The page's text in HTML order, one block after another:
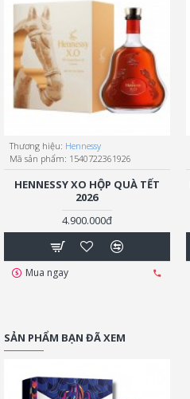
Thương hiệu: Hennessy
Mã sản phẩm: 1540722361926
HENNESSY XO HỘP QUÀ TẾT
2026
4.900.000đ
Mua ngay
SẢN PHẨM BẠN ĐÃ XEM